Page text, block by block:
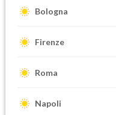
Bologna
Firenze
Roma
Napoli